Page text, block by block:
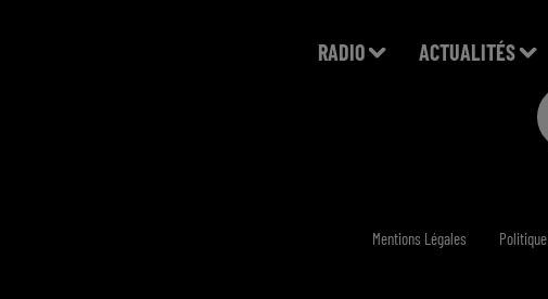
RADIO ACTUALITÉS
Mentions Légales